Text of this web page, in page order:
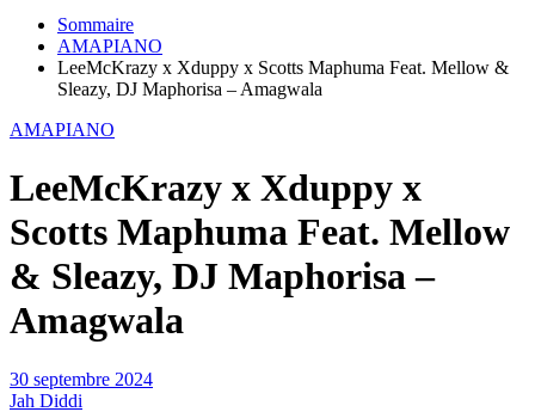
Sommaire
AMAPIANO
LeeMcKrazy x Xduppy x Scotts Maphuma Feat. Mellow &
Sleazy, DJ Maphorisa – Amagwala
AMAPIANO
LeeMcKrazy x Xduppy x
Scotts Maphuma Feat. Mellow
& Sleazy, DJ Maphorisa –
Amagwala
30 septembre 2024
Jah Diddi